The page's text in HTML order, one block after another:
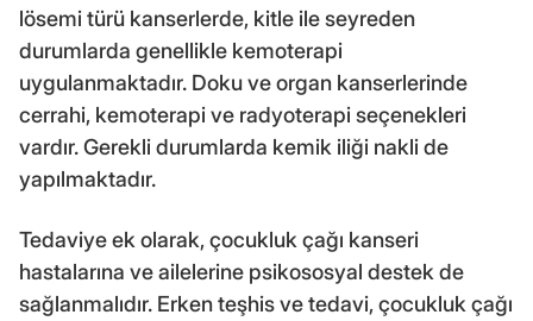
lösemi türü kanserlerde, kitle ile seyreden
durumlarda genellikle kemoterapi
uygulanmaktadır. Doku ve organ kanserlerinde
cerrahi, kemoterapi ve radyoterapi seçenekleri
vardır. Gerekli durumlarda kemik iliği nakli de
yapılmaktadır.
Tedaviye ek olarak, çocukluk çağı kanseri
hastalarına ve ailelerine psikososyal destek de
sağlanmalıdır. Erken teşhis ve tedavi, çocukluk çağı